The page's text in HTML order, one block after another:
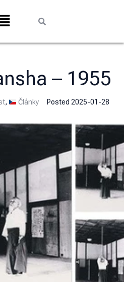
– 1955
, Články Posted 2025-01-28